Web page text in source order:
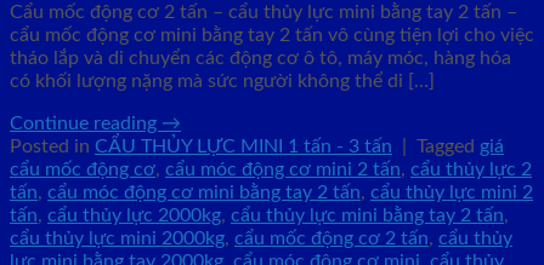
Cẩu mốc động cơ 2 tấn – cẩu thủy lực mini bằng tay 2 tấn –
cẩu mốc động cơ mini bằng tay 2 tấn vô cùng tiện lợi cho việc
tháo lắp và di chuyển các động cơ ô tô, máy móc, hàng hóa
có khối lượng nặng mà sức người không thể di […]
Continue reading →
Posted in CẨU THỦY LỰC MINI 1 tấn - 3 tấn Tagged giá
cẩu mốc động cơ, cẩu móc động cơ mini 2 tấn, cẩu thủy lực 2
tấn, cẩu móc động cơ mini bằng tay 2 tấn, cẩu thủy lực mini 2
tấn, cẩu thủy lực 2000kg, cẩu thủy lực mini bằng tay 2 tấn,
cẩu thủy lực mini 2000kg, cẩu mốc động cơ 2 tấn, cẩu thủy
lực mini bằng tay 2000kg, cẩu móc động cơ mini, cẩu thủy